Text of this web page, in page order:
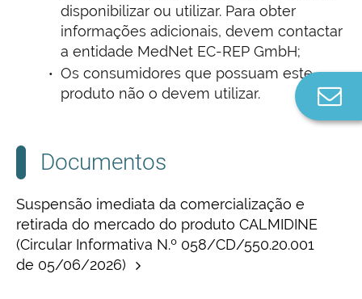
disponibilizar ou utilizar. Para obter
informações adicionais, devem contactar
a entidade MedNet EC-REP GmbH;
Os consumidores que possuam este
produto não o devem utilizar.
Documentos
Suspensão imediata da comercialização e
retirada do mercado do produto CALMIDINE
(Circular Informativa N.º 058/CD/550.20.001
de 05/06/2026)